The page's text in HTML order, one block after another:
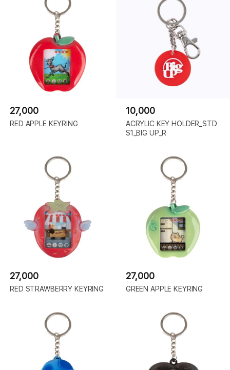
27,000
RED APPLE KEYRING
10,000
ACRYLIC KEY HOLDER_STD
S1_BIG UP_R
27,000
RED STRAWBERRY KEYRING
27,000
GREEN APPLE KEYRING